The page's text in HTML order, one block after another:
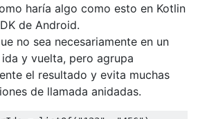
haría algo como esto en Kotlin
de Android.
no sea necesariamente en un
y vuelta, pero agrupa
el resultado y evita muchas
de llamada anidadas.